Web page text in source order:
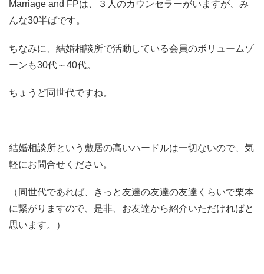
Marriage and FPは、３人のカウンセラーがいますが、み
んな30半ばです。
ちなみに、結婚相談所で活動している会員のボリュームゾ
ーンも30代～40代。
ちょうど同世代ですね。
結婚相談所という敷居の高いハードルは一切ないので、気
軽にお問合せください。
（同世代であれば、きっと友達の友達の友達くらいで栗本
に繋がりますので、是非、お友達から紹介いただければと
思います。）